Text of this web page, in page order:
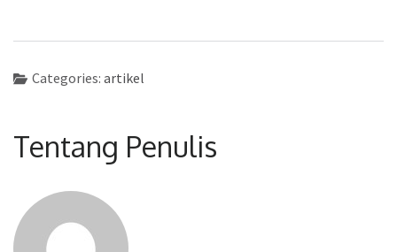
Categories: artikel
Tentang Penulis